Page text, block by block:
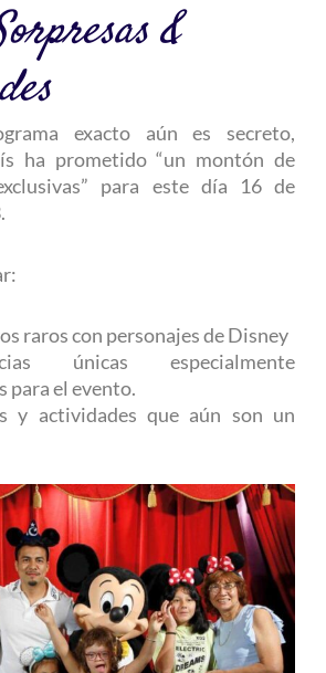
&
exacto aún es secreto,
ha prometido “un montón de
para este día 16 de
raros con personajes de Disney
únicas especialmente
para el evento.
y actividades que aún son un